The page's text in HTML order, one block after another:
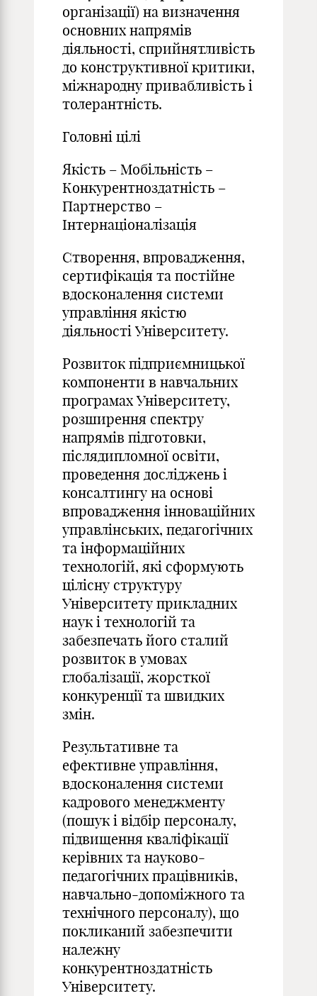
організації) на визначення
основних напрямів
діяльності, сприйнятливість
до конструктивної критики,
міжнародну привабливість і
толерантність.
Головні цілі
Якість – Мобільність –
Конкурентноздатність –
Партнерство –
Інтернаціоналізація
Створення, впровадження,
сертифікація та постійне
вдосконалення системи
управління якістю
діяльності Університету.
Розвиток підприємницької
компоненти в навчальних
програмах Університету,
розширення спектру
напрямів підготовки,
післядипломної освіти,
проведення досліджень і
консалтингу на основі
впровадження інноваційних
управлінських, педагогічних
та інформаційних
технологій, які сформують
цілісну структуру
Університету прикладних
наук і технологій та
забезпечать його сталий
розвиток в умовах
глобалізації, жорсткої
конкуренції та швидких
змін.
Результативне та
ефективне управління,
вдосконалення системи
кадрового менеджменту
(пошук і відбір персоналу,
підвищення кваліфікації
керівних та науково-
педагогічних працівників,
навчально-допоміжного та
технічного персоналу), що
покликаний забезпечити
належну
конкурентноздатність
Університету.